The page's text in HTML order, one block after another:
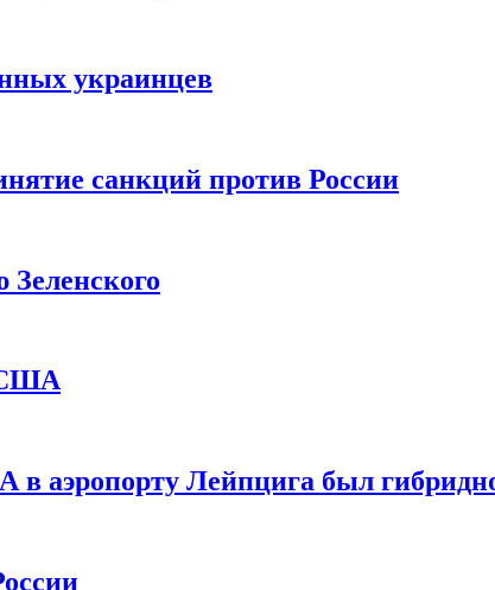
украинцев
санкций против России
США
аэропорту Лейпцига был